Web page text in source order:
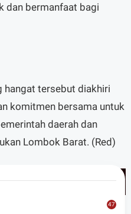
dan bermanfaat bagi
hangat tersebut diakhiri
komitmen bersama untuk
daerah dan
Lombok Barat. (Red)
47